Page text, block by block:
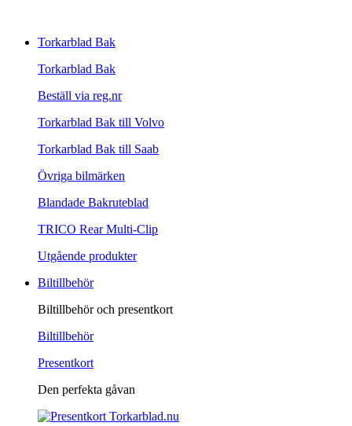
Torkarblad Bak
Torkarblad Bak
Beställ via reg.nr
Torkarblad Bak till Volvo
Torkarblad Bak till Saab
Övriga bilmärken
Blandade Bakruteblad
TRICO Rear Multi-Clip
Utgående produkter
Biltillbehör
Biltillbehör och presentkort
Biltillbehör
Presentkort
Den perfekta gåvan